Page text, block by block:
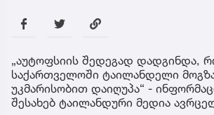
„აუტოფსიის შედეგად დადგინდა,
საქართველოში ტაილანდელი
უკმარისობით დაიღუპა“ -
შესახებ ტაილანდური მედია